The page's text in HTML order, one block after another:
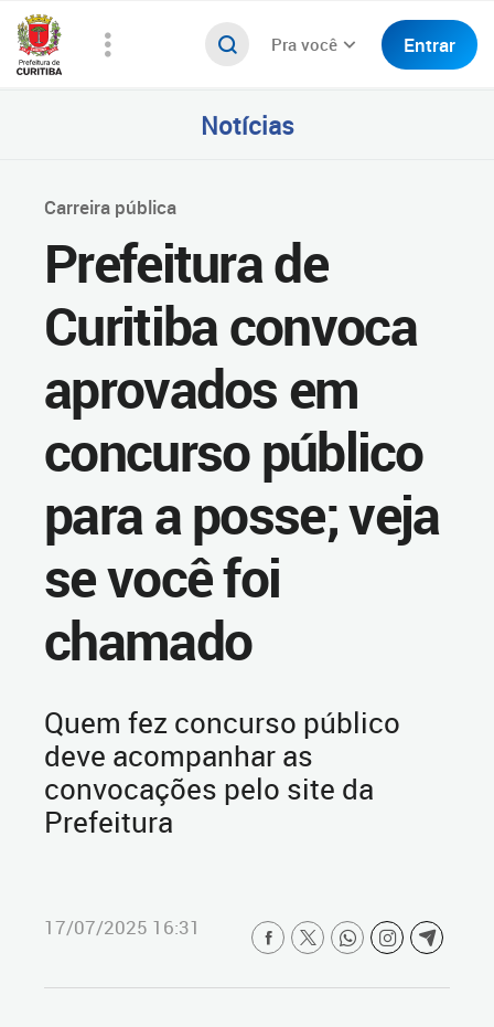
Pra você Entrar
Notícias
Carreira pública
Prefeitura de
Curitiba convoca
aprovados em
concurso público
para a posse; veja
se você foi
chamado
Quem fez concurso público
deve acompanhar as
convocações pelo site da
Prefeitura
17/07/2025 16:31